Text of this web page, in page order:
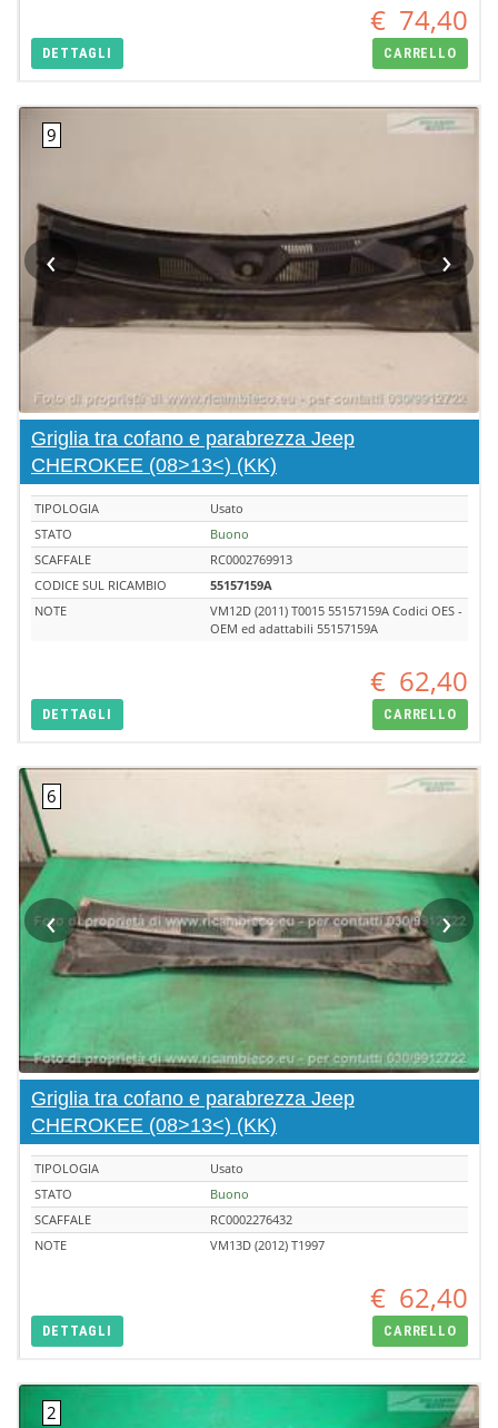
€ 74,40
DETTAGLI CARRELLO
‹ ›
Griglia tra cofano e parabrezza Jeep
CHEROKEE (08>13<) (KK)
TIPOLOGIA
Usato
STATO
Buono
SCAFFALE
RC0002769913
CODICE SUL RICAMBIO
55157159A
NOTE
VM12D (2011) T0015 55157159A Codici OES -
OEM ed adattabili 55157159A
€ 62,40
DETTAGLI CARRELLO
‹ ›
Griglia tra cofano e parabrezza Jeep
CHEROKEE (08>13<) (KK)
TIPOLOGIA
Usato
STATO
Buono
SCAFFALE
RC0002276432
NOTE
VM13D (2012) T1997
€ 62,40
DETTAGLI CARRELLO